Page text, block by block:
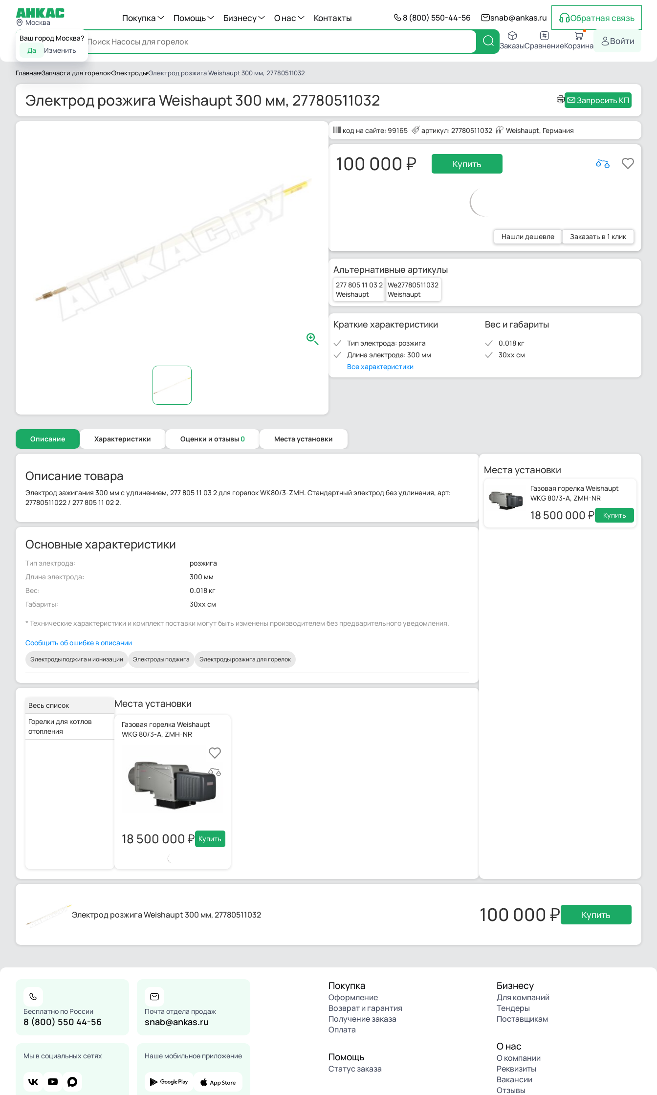
Москва
Ваш город Москва?
Да
Изменить
Покупка Помощь Бизнесу О нас Контакты 8 (800) 550-44-56 snab@ankas.ru Обратная связь
Каталог ЗаказыСравнениеКорзина Войти
ГлавнаяЗапчасти для горелокЭлектроды Электрод розжига Weishaupt 300 мм, 27780511032
Электрод розжига Weishaupt 300 мм, 27780511032 Запросить КП
код на сайте: 99165 артикул: 27780511032 Weishaupt, Германия
100 000 Купить
Нашли дешевле Заказать в 1 клик
Альтернативные артикулы
277 805 11 03 2
Weishaupt
We27780511032
Weishaupt
Краткие характеристики
Тип электрода: розжига
Длина электрода: 300 мм
Все характеристики
Вес и габариты
0.018 кг
30xx см
Описание Характеристики Оценки и отзывы 0 Места установки
Описание товара
Электрод зажигания 300 мм с удлинением, 277 805 11 03 2 для горелок WK80/3-ZMH. Стандартный электрод без удлинения, арт:
27780511022 / 277 805 11 02 2.
Основные характеристики
Тип электрода:
розжига
Длина электрода:
300 мм
Вес:
0.018 кг
Габариты:
30xx см
* Технические характеристики и комплект поставки могут быть изменены производителем без предварительного уведомления.
Сообщить об ошибке в описании
Электроды поджига и ионизации Электроды поджига Электроды розжига для горелок
Весь список
Горелки для котлов
отопления
Места установки
Газовая горелка Weishaupt
WKG 80/3-A, ZMH-NR
18 500 000 Купить
Места установки
Газовая горелка Weishaupt
WKG 80/3-A, ZMH-NR
18 500 000 Купить
Электрод розжига Weishaupt 300 мм, 27780511032 100 000 Купить
Бесплатно по России
8 (800) 550 44-56
Почта отдела продаж
snab@ankas.ru
Мы в социальных сетях Наше мобильное приложение
Покупка
Оформление
Возврат и гарантия
Получение заказа
Оплата
Помощь
Статус заказа
Бизнесу
Для компаний
Тендеры
Поставщикам
О нас
О компании
Реквизиты
Вакансии
Отзывы